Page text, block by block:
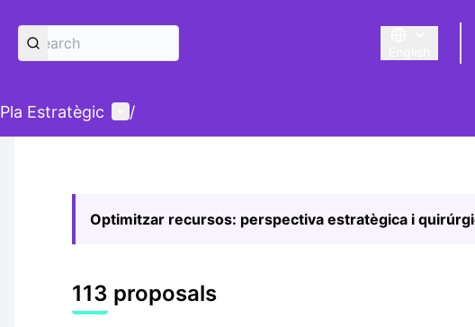
Triar la llengua
Pla Estratègic User menu
/
Optimitzar recursos: perspectiva estratègica i
113 proposals